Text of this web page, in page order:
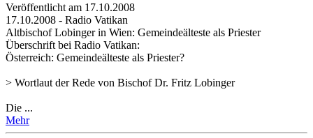
Veröffentlicht am 17­.10.2008
17.10.2008 - Radio Vatikan
Altbischof Lobinger in Wien: Gemeindeälteste als Priester
Überschrift bei Radio Vatikan:
Österreich: Gemeindeälteste als Priester?
> Wortlaut der Rede von Bischof Dr. Fritz Lobinger
Die ...
Mehr